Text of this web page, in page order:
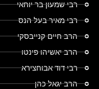
רבי שמעון בר יוחאי
רבי מאיר בעל הנס
הרב חיים קנייבסקי
הרב יאשיהו פינטו
רבי דוד אבוחצירא
הרב יגאל כהן